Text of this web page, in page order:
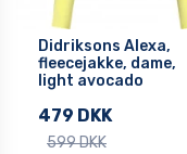
Didriksons Alexa,
fleecejakke, dame,
light avocado
479 DKK
599 DKK